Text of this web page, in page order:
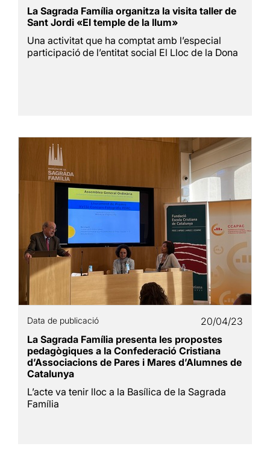
La Sagrada Família organitza la visita taller de
Sant Jordi «El temple de la llum»
Una activitat que ha comptat amb l’especial
participació de l’entitat social El Lloc de la Dona
Data de publicació
20/04/23
La Sagrada Família presenta les propostes
pedagògiques a la Confederació Cristiana
d’Associacions de Pares i Mares d’Alumnes de
Catalunya
L’acte va tenir lloc a la Basílica de la Sagrada
Família